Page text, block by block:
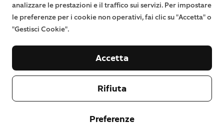
analizzare le prestazioni e il traffico sui servizi. Per impostare
le preferenze per i cookie non operativi, fai clic su "Accetta" o
"Gestisci Cookie".
Preferenze
Rifiuta
Accetta